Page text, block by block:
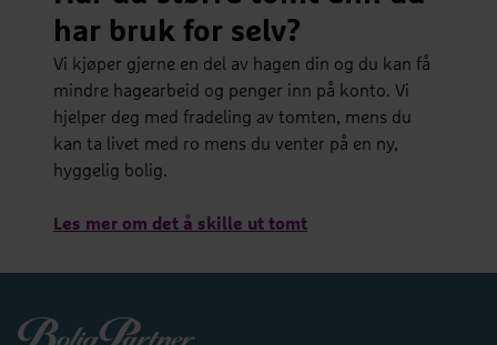
har bruk for selv?
Vi kjøper gjerne en del av hagen din og du kan få
mindre hagearbeid og penger inn på konto. Vi
hjelper deg med fradeling av tomten, mens du
kan ta livet med ro mens du venter på en ny,
hyggelig bolig.
Les mer om det å skille ut tomt
Boligpartner